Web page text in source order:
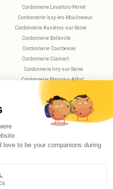
Cordonnerie Levallois-Perret
Cordonnerie Issy-les-Moulineaux
Cordonnerie Asnières-sur-Seine
Cordonnerie Belleville
Cordonnerie Courbevoie
Cordonnerie Clamart
Cordonnerie Ivry-sur-Seine
Cordonnerie Maisons-Alfort
Cordonnerie Nanterre
Cordonnerie Saint-Maur-des-Fossés
Cordonnerie Rochechouart
Cordonnerie Villejuif
Versailles
you have any questions?